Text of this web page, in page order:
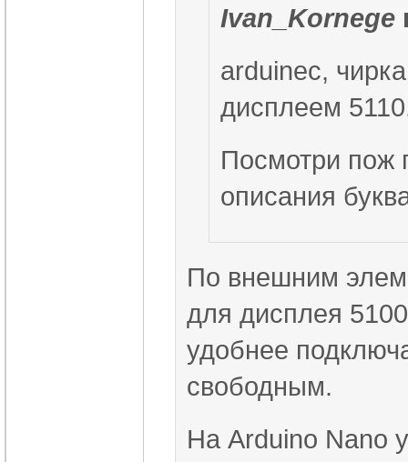
Ivan_Kornege
arduinec,
дисплеем
Посмотри пож
описания
По внешним
для дисплея
удобнее
свободным.
На Arduino Nano